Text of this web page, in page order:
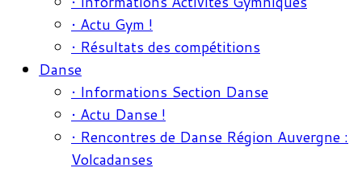
• Actu Gym !
• Résultats des compétitions
Danse
• Informations Section Danse
• Actu Danse !
• Rencontres de Danse Région Auvergne :
Volcadanses